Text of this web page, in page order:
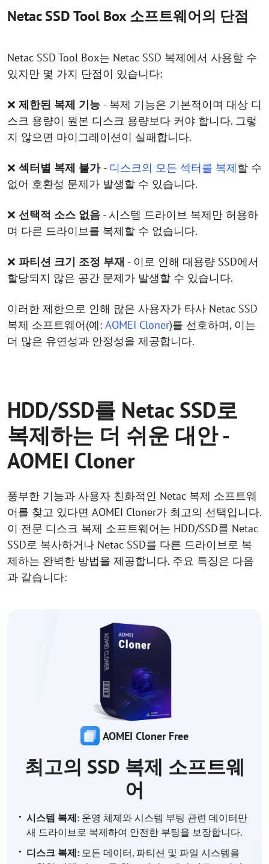
Netac SSD Tool Box 소프트웨어의 단점
Netac SSD Tool Box는 Netac SSD 복제에서 사용할 수
있지만 몇 가지 단점이 있습니다:
❌ 제한된 복제 기능 - 복제 기능은 기본적이며 대상 디
스크 용량이 원본 디스크 용량보다 커야 합니다. 그렇
지 않으면 마이그레이션이 실패합니다.
❌ 섹터별 복제 불가 - 디스크의 모든 섹터를 복제할 수
없어 호환성 문제가 발생할 수 있습니다.
❌ 선택적 소스 없음 - 시스템 드라이브 복제만 허용하
며 다른 드라이브를 복제할 수 없습니다.
❌ 파티션 크기 조정 부재 - 이로 인해 대용량 SSD에서
할당되지 않은 공간 문제가 발생할 수 있습니다.
이러한 제한으로 인해 많은 사용자가 타사 Netac SSD
복제 소프트웨어(예: AOMEI Cloner)를 선호하며, 이는
더 많은 유연성과 안정성을 제공합니다.
HDD/SSD를 Netac SSD로
복제하는 더 쉬운 대안 -
AOMEI Cloner
풍부한 기능과 사용자 친화적인 Netac 복제 소프트웨
어를 찾고 있다면 AOMEI Cloner가 최고의 선택입니다.
이 전문 디스크 복제 소프트웨어는 HDD/SSD를 Netac
SSD로 복사하거나 Netac SSD를 다른 드라이브로 복
제하는 완벽한 방법을 제공합니다. 주요 특징은 다음
과 같습니다:
AOMEI Cloner Free
최고의 SSD 복제 소프트웨
어
시스템 복제: 운영 체제와 시스템 부팅 관련 데이터만
새 드라이브로 복제하여 안전한 부팅을 보장합니다.
디스크 복제: 모든 데이터, 파티션 및 파일 시스템을